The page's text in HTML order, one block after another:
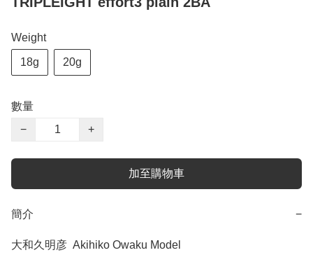
Weight
18g 20g
數量
−
+
加至購物車
簡介 −
大和久明彦  Akihiko Owaku Model